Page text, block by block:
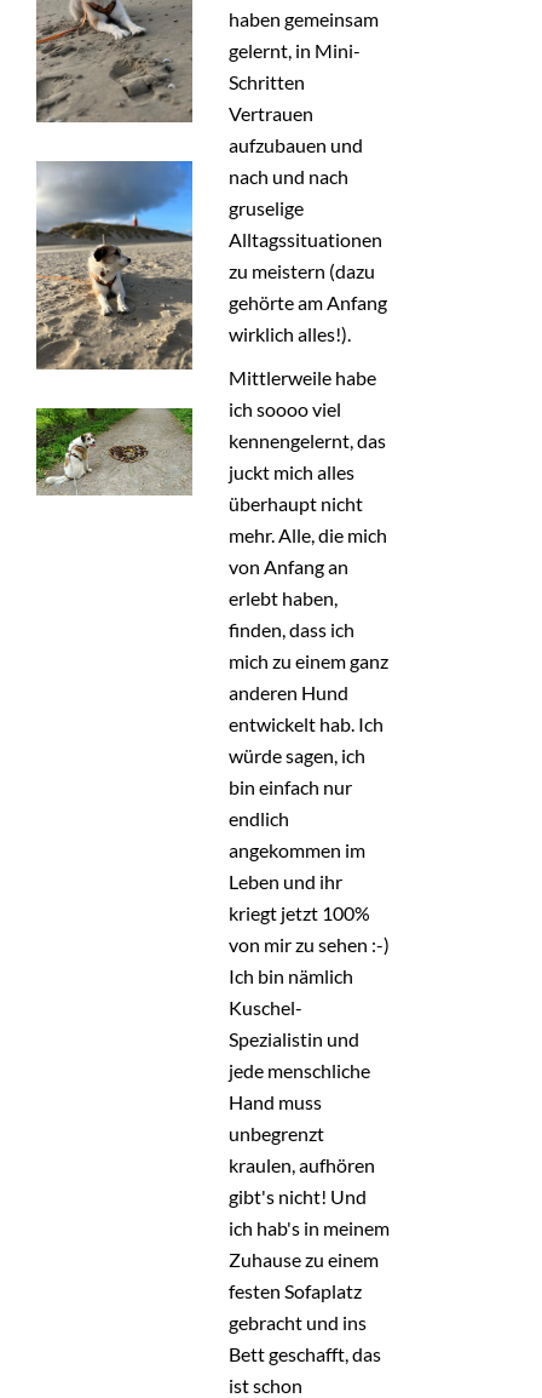
haben gemeinsam
gelernt, in Mini-
Schritten
Vertrauen
aufzubauen und
nach und nach
gruselige
Alltagssituationen
zu meistern (dazu
gehörte am Anfang
wirklich alles!).
Mittlerweile habe
ich soooo viel
kennengelernt, das
juckt mich alles
überhaupt nicht
mehr. Alle, die mich
von Anfang an
erlebt haben,
finden, dass ich
mich zu einem ganz
anderen Hund
entwickelt hab. Ich
würde sagen, ich
bin einfach nur
endlich
angekommen im
Leben und ihr
kriegt jetzt 100%
von mir zu sehen :-)
Ich bin nämlich
Kuschel-
Spezialistin und
jede menschliche
Hand muss
unbegrenzt
kraulen, aufhören
gibt's nicht! Und
ich hab's in meinem
Zuhause zu einem
festen Sofaplatz
gebracht und ins
Bett geschafft, das
ist schon